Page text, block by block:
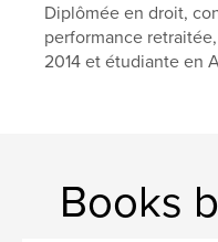
Diplômée en droit,
performance
2014 et étudiante en
Books